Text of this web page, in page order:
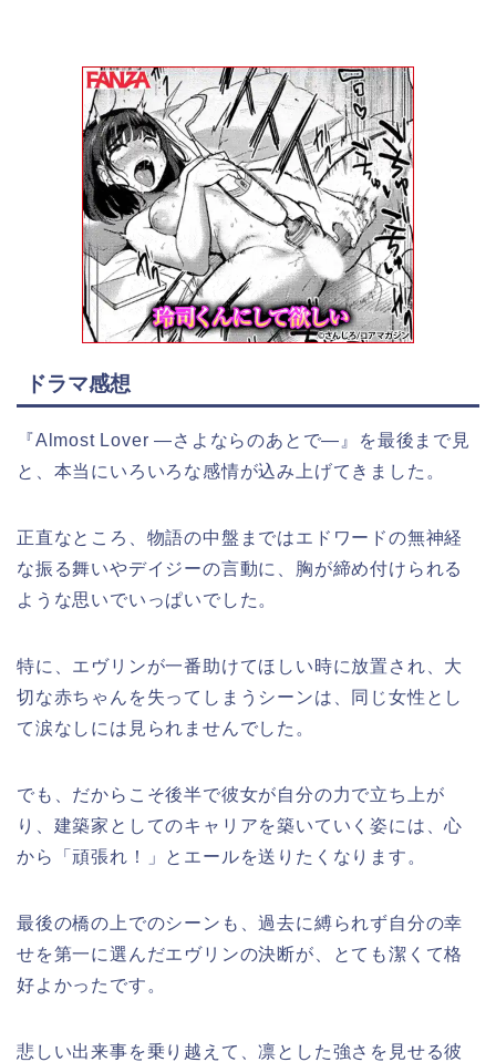
ドラマ感想
『Almost Lover —さよならのあとで—』を最後まで見
と、本当にいろいろな感情が込み上げてきました。
正直なところ、物語の中盤まではエドワードの無神経
な振る舞いやデイジーの言動に、胸が締め付けられる
ような思いでいっぱいでした。
特に、エヴリンが一番助けてほしい時に放置され、大
切な赤ちゃんを失ってしまうシーンは、同じ女性とし
て涙なしには見られませんでした。
でも、だからこそ後半で彼女が自分の力で立ち上が
り、建築家としてのキャリアを築いていく姿には、心
から「頑張れ！」とエールを送りたくなります。
最後の橋の上でのシーンも、過去に縛られず自分の幸
せを第一に選んだエヴリンの決断が、とても潔くて格
好よかったです。
悲しい出来事を乗り越えて、凛とした強さを見せる彼